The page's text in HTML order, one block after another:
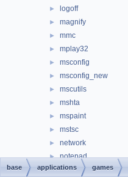
► logoff
► magnify
► mmc
► mplay32
► msconfig
► msconfig_new
► mscutils
► mshta
► mspaint
► mstsc
► network
► notepad
► osk
base applications games